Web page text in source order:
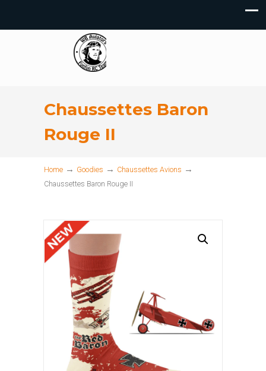
Chaussettes Baron
Rouge II
Home → Goodies → Chaussettes Avions →
Chaussettes Baron Rouge II